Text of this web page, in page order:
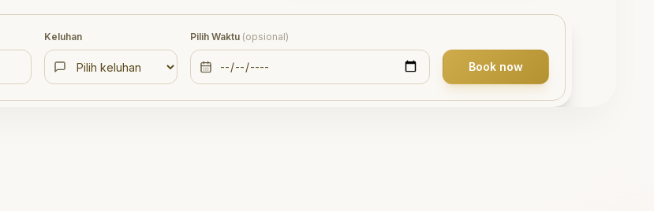
Keluhan Pilih Waktu (opsional)
Book now